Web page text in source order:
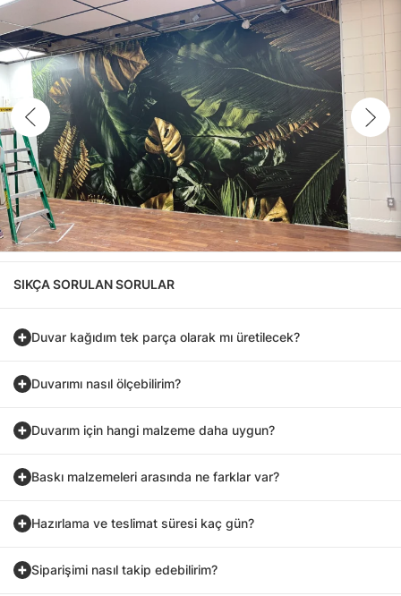
SIKÇA SORULAN SORULAR
Duvar kağıdım tek parça olarak mı üretilecek?
Duvarımı nasıl ölçebilirim?
Duvarım için hangi malzeme daha uygun?
Baskı malzemeleri arasında ne farklar var?
Hazırlama ve teslimat süresi kaç gün?
Siparişimi nasıl takip edebilirim?